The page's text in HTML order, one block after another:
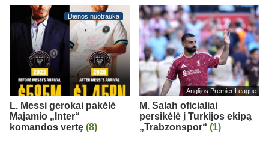
Dienos nuotrauka
L. Messi gerokai pakėlė
Majamio „Inter“
komandos vertę (8)
Anglijos Premier League
M. Salah oficialiai
persikėlė į Turkijos ekipą
„Trabzonspor“ (1)